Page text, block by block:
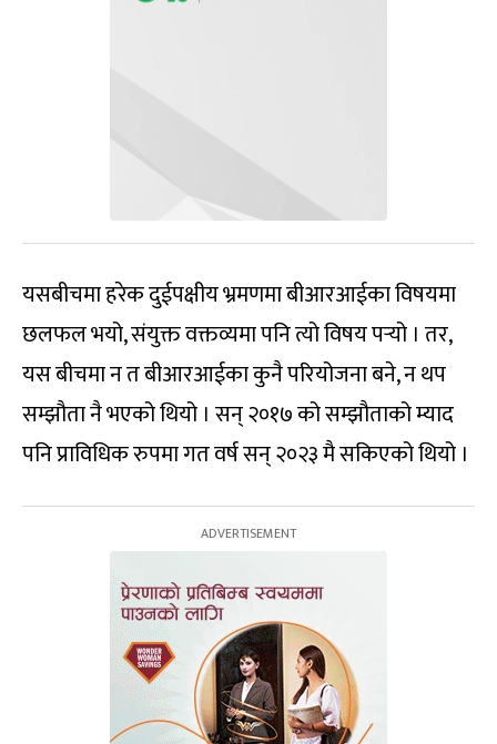
यसबीचमा हरेक दुईपक्षीय भ्रमणमा बीआरआईका विषयमा
छलफल भयो, संयुक्त वक्तव्यमा पनि त्यो विषय पर्‍यो । तर,
यस बीचमा न त बीआरआईका कुनै परियोजना बने, न थप
सम्झौता नै भएको थियो । सन् २०१७ को सम्झौताको म्याद
पनि प्राविधिक रुपमा गत वर्ष सन् २०२३ मै सकिएको थियो ।